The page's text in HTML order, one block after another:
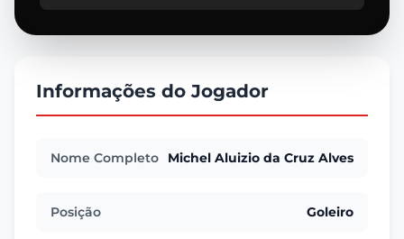
Informações do Jogador
Nome Completo Michel Aluizio da Cruz Alves
Posição Goleiro